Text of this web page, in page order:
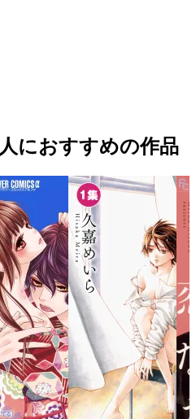
におすすめの作品